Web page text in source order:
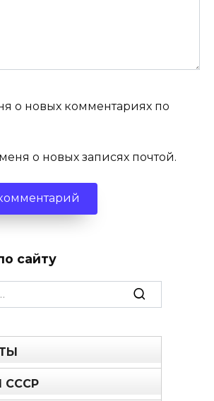
о новых комментариях по
о новых записях почтой.
сайту
СССР